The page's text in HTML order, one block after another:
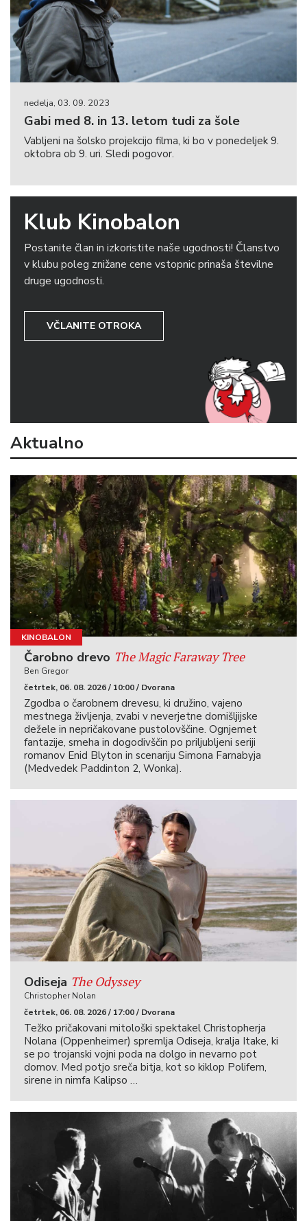
nedelja, 03. 09. 2023
Gabi med 8. in 13. letom tudi za šole
Vabljeni na šolsko projekcijo filma, ki bo v ponedeljek 9.
oktobra ob 9. uri. Sledi pogovor.
Klub Kinobalon
Postanite član in izkoristite naše ugodnosti! Članstvo
v klubu poleg znižane cene vstopnic prinaša številne
druge ugodnosti.
VČLANITE OTROKA
Aktualno
KINOBALON
Čarobno drevo The Magic Faraway Tree
Ben Gregor
četrtek, 06. 08. 2026 / 10:00 / Dvorana
Zgodba o čarobnem drevesu, ki družino, vajeno
mestnega življenja, zvabi v neverjetne domišljijske
dežele in nepričakovane pustolovščine. Ognjemet
fantazije, smeha in dogodivščin po priljubljeni seriji
romanov Enid Blyton in scenariju Simona Farnabyja
(Medvedek Paddinton 2, Wonka).
Odiseja The Odyssey
Christopher Nolan
četrtek, 06. 08. 2026 / 17:00 / Dvorana
Težko pričakovani mitološki spektakel Christopherja
Nolana (Oppenheimer) spremlja Odiseja, kralja Itake, ki
se po trojanski vojni poda na dolgo in nevarno pot
domov. Med potjo sreča bitja, kot so kiklop Polifem,
sirene in nimfa Kalipso …